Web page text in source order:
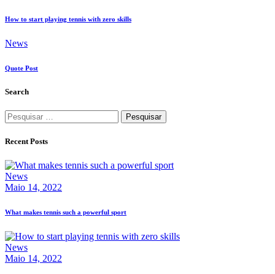
How to start playing tennis with zero skills
News
Quote Post
Search
Pesquisar
por:
Recent Posts
News
Maio 14, 2022
What makes tennis such a powerful sport
News
Maio 14, 2022